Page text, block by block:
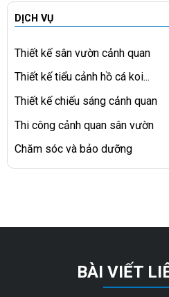
DỊCH VỤ
Thiết kế sân vườn cảnh quan
Thiết kế tiểu cảnh hồ cá koi...
Thiết kế chiếu sáng cảnh quan
Thi công cảnh quan sân vườn
Chăm sóc và bảo dưỡng
BÀI VIẾT